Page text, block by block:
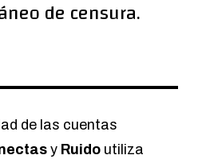
de censura.
de las cuentas
y Ruido utiliza